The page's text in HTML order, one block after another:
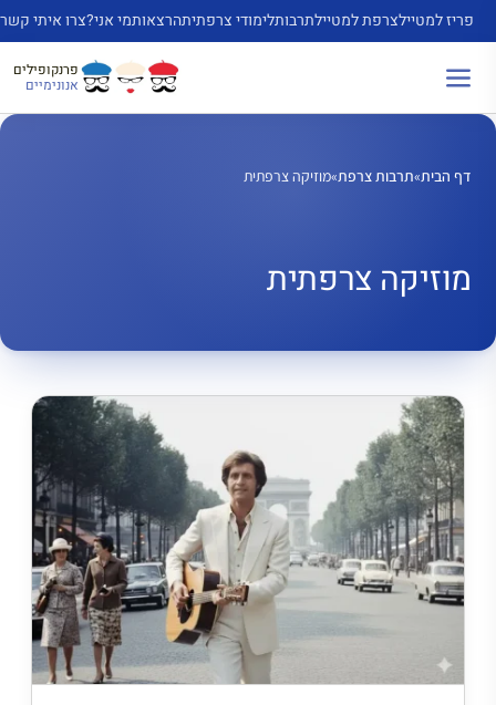
לדלג
לתוכן
פריז למטיילצרפת למטיילתרבותלימודי צרפתיתהרצאותמי אני?צרו איתי קשר
פרנקופילים
אנונימיים
דף הבית»תרבות צרפת»מוזיקה צרפתית
מוזיקה צרפתית